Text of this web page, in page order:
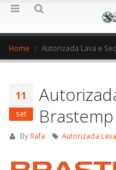
Home Autorizada Lava e
11
set
By Rafa Autorizada